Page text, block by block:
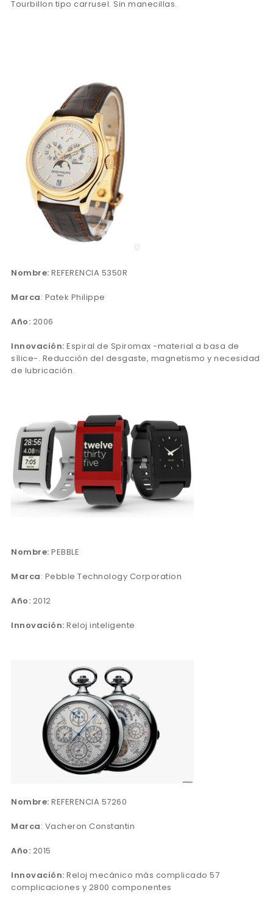
Tourbillon tipo carrusel. Sin manecillas.
Nombre: REFERENCIA 5350R
Marca: Patek Philippe
Año: 2006
Innovación: Espiral de Spiromax -material a basa de
sílice-. Reducción del desgaste, magnetismo y necesidad
de lubricación.
Nombre: PEBBLE
Marca: Pebble Technology Corporation
Año: 2012
Innovación: Reloj inteligente
Nombre: REFERENCIA 57260
Marca: Vacheron Constantin
Año: 2015
Innovación: Reloj mecánico más complicado 57
complicaciones y 2800 componentes